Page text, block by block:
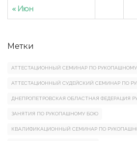
« Июн
Метки
АТТЕСТАЦИОННЫЙ СЕМИНАР ПО
АТТЕСТАЦИОННЫЙ СУДЕЙСКИЙ СЕМИНАР ПО
ДНЕПРОПЕТРОВСКАЯ ОБЛАСТНАЯ ФЕДЕРАЦИЯ
ЗАНЯТИЯ ПО РУКОПАШНОМУ БОЮ
КВАЛИФИКАЦИОННЫЙ СЕМИНАР ПО